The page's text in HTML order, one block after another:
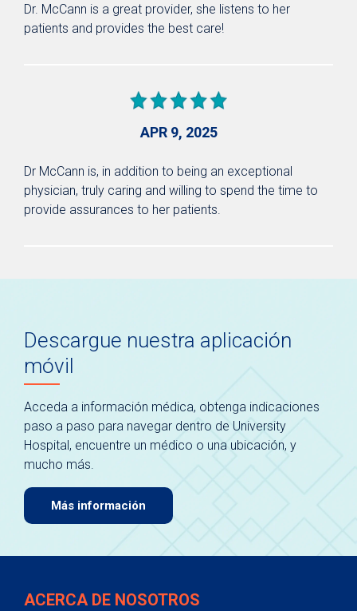
Dr. McCann is a great provider, she listens to her
patients and provides the best care!
APR 9, 2025
Dr McCann is, in addition to being an exceptional
physician, truly caring and willing to spend the time to
provide assurances to her patients.
Descargue nuestra aplicación
móvil
Acceda a información médica, obtenga indicaciones
paso a paso para navegar dentro de University
Hospital, encuentre un médico o una ubicación, y
mucho más.
Más información
ACERCA DE NOSOTROS